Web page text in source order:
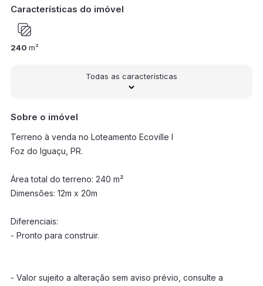
Características do imóvel
240 m²
Todas as características
Sobre o imóvel
Terreno à venda no Loteamento Ecoville I
Foz do Iguaçu, PR.
Área total do terreno: 240 m²
Dimensões: 12m x 20m
Diferenciais:
- Pronto para construir.
- Valor sujeito a alteração sem aviso prévio, consulte a